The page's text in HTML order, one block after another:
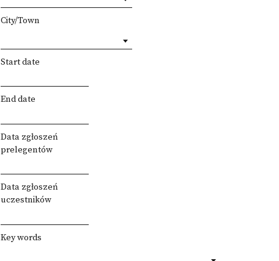
City/Town
Start date
End date
Data zgłoszeń
prelegentów
Data zgłoszeń
uczestników
Key words